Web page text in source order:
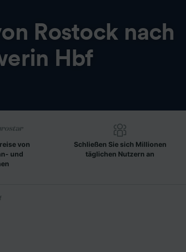
Rostock nach
Hbf
von
und
Schließen Sie sich Millionen
täglichen Nutzern an